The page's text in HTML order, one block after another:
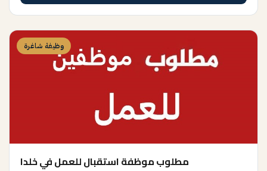
وظيفة شاغرة
مطلوب موظفة استقبال للعمل في خلدا